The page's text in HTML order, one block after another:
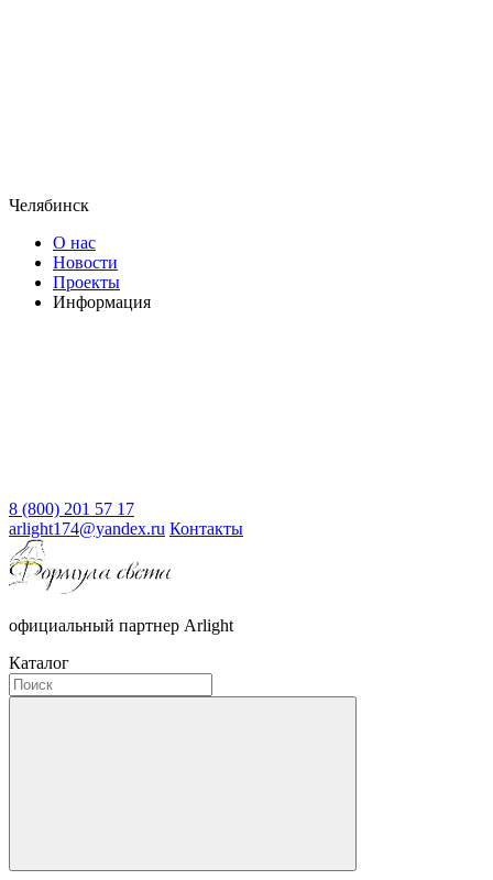
Челябинск
О нас
Новости
Проекты
Информация
8 (800) 201 57 17
arlight174@yandex.ru Контакты
официальный партнер Arlight
Каталог